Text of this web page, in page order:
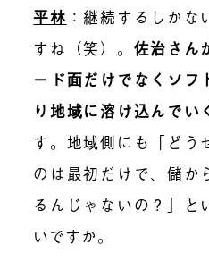
平林 ：継続するしか
すね（笑）。 佐治さん
ード面だけでなくソフ
り地域に溶け込んでい
す。地域側にも「どう
のは最初だけで、儲か
るんじゃないの？」と
いですか。